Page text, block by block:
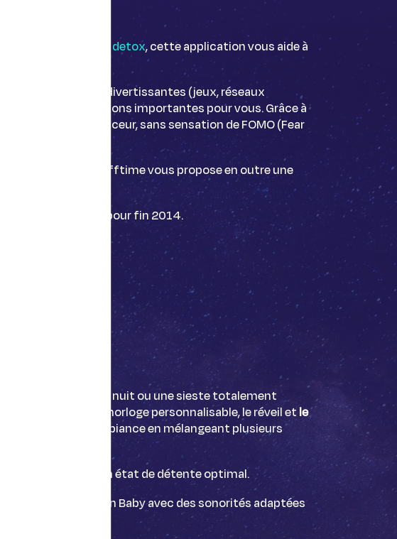
digital detox, cette application vous aide à
jugées trop divertissantes (jeux, réseaux
choses et applications importantes pour vous. Grâce à
et en douceur, sans sensation de FOMO (Fear
non, Offtime vous propose en outre une
à elle est prévue pour fin 2014.
faire passer une nuit ou une sieste totalement
options comme l'horloge personnalisable, le réveil etle
propres sons d'ambiance en mélangeant plusieurs
le corps dans un état de détente optimal.
une version Baby avec des sonorités adaptées